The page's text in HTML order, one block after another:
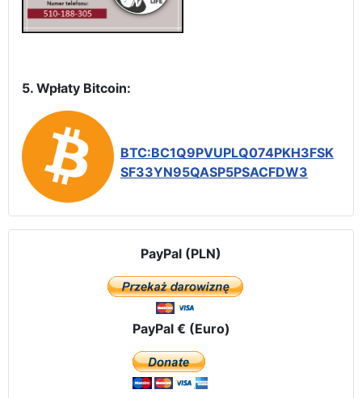
5. Wpłaty Bitcoin:
BTC:BC1Q9PVUPLQ074PKH3FSK
SF33YN95QASP5PSACFDW3
PayPal (PLN)
PayPal € (Euro)